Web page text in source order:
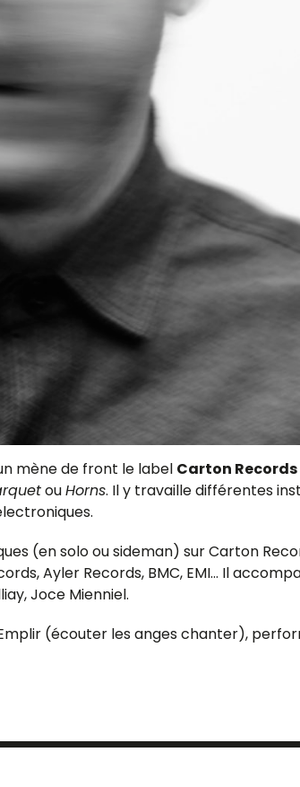
mène de front le label Carton Records
ouHorns. Il y travaille différentes
(en solo ou sideman) sur Carton
Ayler Records, BMC, EMI… Il
Joce Mienniel.
(écouter les anges chanter),